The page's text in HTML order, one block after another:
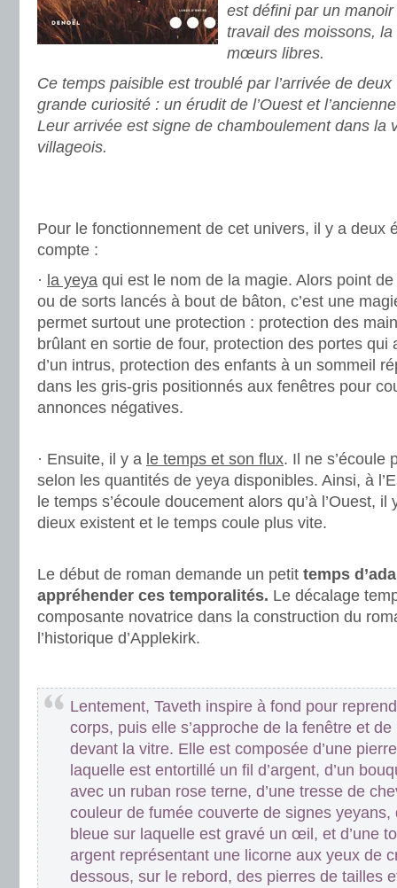
est défini par un
travail des moissons,
mœurs libres.
Ce temps paisible est troublé par l’arrivée de
grande curiosité : un érudit de l’Ouest et
Leur arrivée est signe de chamboulement dans la
villageois.
Pour le fonctionnement de cet univers, il y a deux
compte :
· la yeya qui est le nom de la magie. Alors point
ou de sorts lancés à bout de bâton, c’est une
permet surtout une protection : protection des
brûlant en sortie de four, protection des portes qui
d’un intrus, protection des enfants à un sommeil
dans les gris-gris positionnés aux fenêtres pour
annonces négatives.
· Ensuite, il y a le temps et son flux. Il ne s’écoule
selon les quantités de yeya disponibles. Ainsi, à
le temps s’écoule doucement alors qu’à l’Ouest,
dieux existent et le temps coule plus vite.
Le début de roman demande un petit temps
appréhender ces temporalités. Le décalage
composante novatrice dans la construction du
l’historique d’Applekirk.
Lentement, Taveth inspire à fond pour
corps, puis elle s’approche de la fenêtre et
devant la vitre. Elle est composée d’une
laquelle est entortillé un fil d’argent, d’un
avec un ruban rose terne, d’une tresse de
couleur de fumée couverte de signes yeyans,
bleue sur laquelle est gravé un œil, et d’une
argent représentant une licorne aux yeux de
dessous, sur le rebord, des pierres de tailles